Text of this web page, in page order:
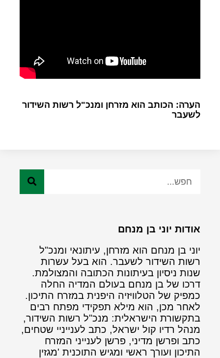
הערה: הכותב הוא מזרחן ומנכ"ל רשות השידור
לשעבר
אודות יוני בן מנחם
יוני בן מנחם הוא מזרחן, עיתונאי ומנכ"ל
רשות השידור לשעבר. הוא בעל עשרות
שנות ניסיון בעיתונות הכתובה והמצולמת.
דרכו של בן מנחם בעולם המדיה החלה
כמפיק של הטלוויזיה היפנית במזרח התיכון.
לאחר מכן, הוא מילא תפקידי מפתח רבים
בתקשורת הישראלית: מנכ"ל רשות השידור,
מנהל רדיו קול ישראל, כתב לענייניי שטחים,
כתב ופרשן מדיני, פרשן לענייני המזרח
התיכון ועורך ראשי ומגיש התוכנית 'מגזין